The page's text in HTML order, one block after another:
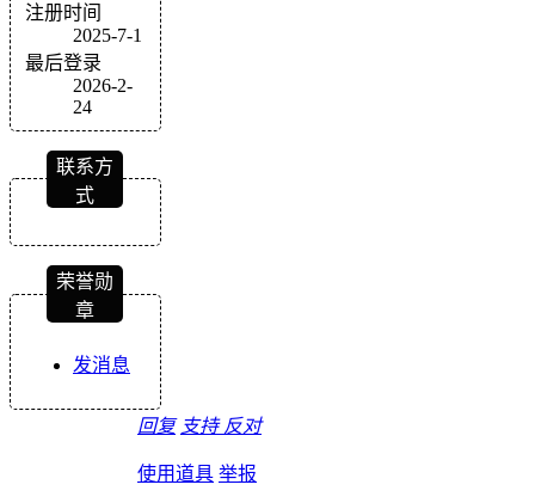
注册时间
2025-7-1
最后登录
2026-2-
24
联系方
式
荣誉勋
章
发消息
回复 支持 反对
使用道具 举报